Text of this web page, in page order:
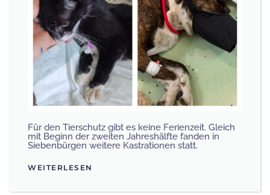
Für den Tierschutz gibt es keine Ferienzeit. Gleich
mit Beginn der zweiten Jahreshälfte fanden in
Siebenbürgen weitere Kastrationen statt.
WEITERLESEN